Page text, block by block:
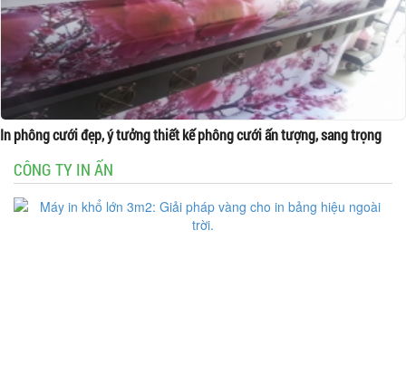
In phông cưới đẹp, ý tưởng thiết kế phông cưới ấn tượng, sang trọng
CÔNG TY IN ẤN